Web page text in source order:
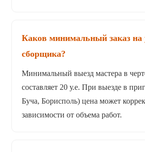
Каков минимальный заказ на
сборщика?
Минимальный выезд мастера в
составляет 20 у.е. При выезде в
Буча, Борисполь) цена может
зависимости от объема работ.